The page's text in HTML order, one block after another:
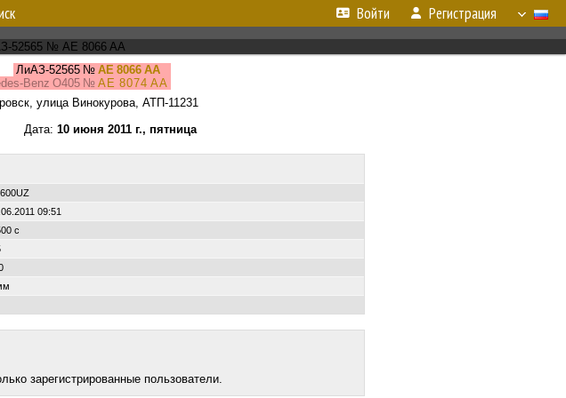
Войти Регистрация
ЛиАЗ-52565№ AE 8066 AA
Benz O405№ AE 8074 AA
улица Винокурова, АТП-11231
10 июня 2011 г., пятница
09:51
с
зарегистрированные пользователи.